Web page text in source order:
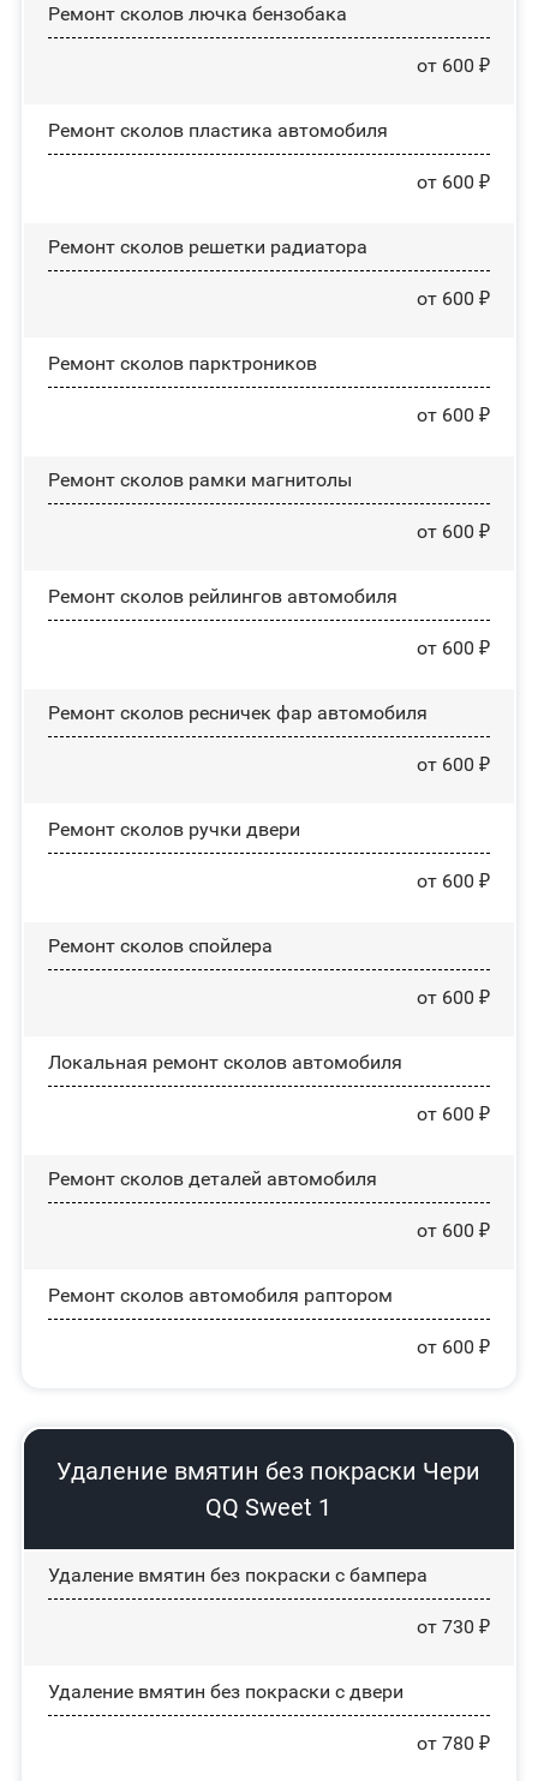
Ремонт сколов лючка бензобака
от 600 ₽
Ремонт сколов пластика автомобиля
от 600 ₽
Ремонт сколов решетки радиатора
от 600 ₽
Ремонт сколов парктроников
от 600 ₽
Ремонт сколов рамки магнитолы
от 600 ₽
Ремонт сколов рейлингов автомобиля
от 600 ₽
Ремонт сколов ресничек фар автомобиля
от 600 ₽
Ремонт сколов ручки двери
от 600 ₽
Ремонт сколов спойлера
от 600 ₽
Локальная ремонт сколов автомобиля
от 600 ₽
Ремонт сколов деталей автомобиля
от 600 ₽
Ремонт сколов автомобиля раптором
от 600 ₽
Удаление вмятин без покраски Чери
QQ Sweet 1
Удаление вмятин без покраски с бампера
от 730 ₽
Удаление вмятин без покраски с двери
от 780 ₽